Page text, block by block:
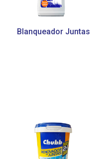
Blanqueador Juntas